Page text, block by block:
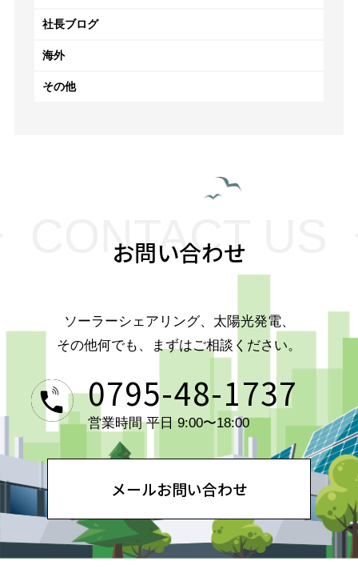
社長ブログ
海外
その他
CONTACT US
お問い合わせ
ソーラーシェアリング、太陽光発電、
その他何でも、まずはご相談ください。
0795-48-1737
営業時間 平日 9:00〜18:00
メールお問い合わせ